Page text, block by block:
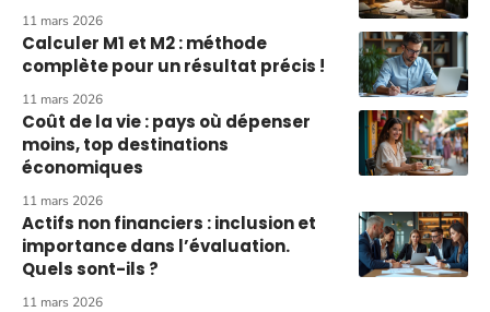
11 mars 2026
Calculer M1 et M2 : méthode
complète pour un résultat précis !
11 mars 2026
Coût de la vie : pays où dépenser
moins, top destinations
économiques
11 mars 2026
Actifs non financiers : inclusion et
importance dans l’évaluation.
Quels sont-ils ?
11 mars 2026